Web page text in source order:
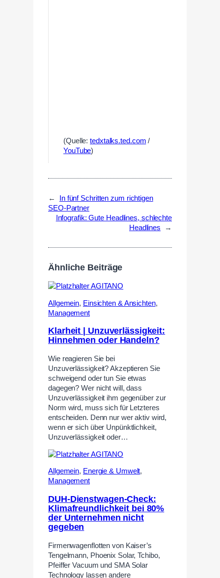
(Quelle:tedxtalks.ted.com /
YouTube)
←
In fünf Schritten zum richtigen
SEO-Partner
Infografik: Gute Headlines, schlechte
Headlines
→
Ähnliche Beiträge
Allgemein, Einsichten & Ansichten,
Management
Klarheit | Unzuverlässigkeit:
Hinnehmen oder Handeln?
Wie reagieren Sie bei
Unzuverlässigkeit? Akzeptieren Sie
schweigend oder tun Sie etwas
dagegen? Wer nicht will, dass
Unzuverlässigkeit ihm gegenüber zur
Norm wird, muss sich für Letzteres
entscheiden. Denn nur wer aktiv wird,
wenn er sich über Unpünktlichkeit,
Unzuverlässigkeit oder…
Allgemein, Energie & Umwelt,
Management
DUH-Dienstwagen-Check:
Klimafreundlichkeit bei 80%
der Unternehmen nicht
gegeben
Firmenwagenflotten von Kaiser’s
Tengelmann, Phoenix Solar, Tchibo,
Pfeiffer Vacuum und SMA Solar
Technology lassen andere